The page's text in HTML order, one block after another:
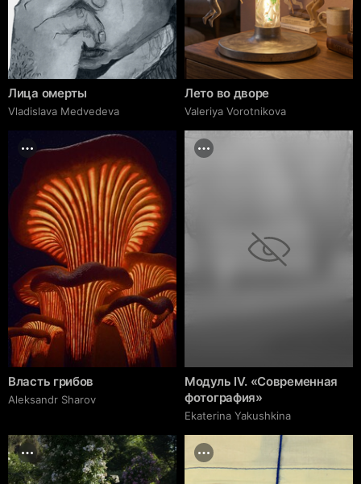
Лица омерты
Vladislava Medvedeva
Лето во дворе
Valeriya Vorotnikova
Власть грибов
Aleksandr Sharov
Модуль IV. «Современная
фотография»
Ekaterina Yakushkina